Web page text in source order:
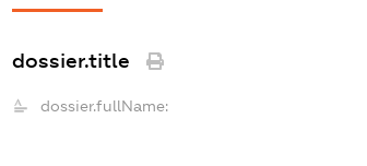
dossier.title
dossier.fullName: